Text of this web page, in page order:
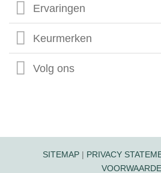
Ervaringen
Keurmerken
Volg ons
SITEMAP| PRIVACY